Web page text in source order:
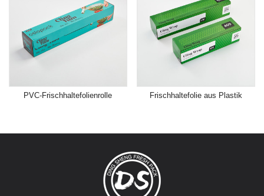
PVC-Frischhaltefolienrolle Frischhaltefolie aus Plastik